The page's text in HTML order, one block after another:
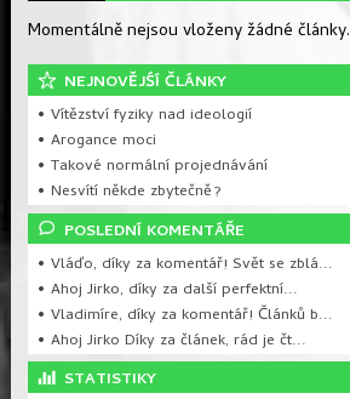
Momentálně nejsou vloženy žádné články.
NEJNOVĚJŚÍ ČLÁNKY
• Vítězství fyziky nad ideologií
• Arogance moci
• Takové normální projednávání
• Nesvítí někde zbytečně?
POSLEDNÍ KOMENTÁŘE
• Vláďo, díky za komentář! Svět se zblá...
• Ahoj Jirko, díky za další perfektní...
• Vladimíre, díky za komentář! Článků b...
• Ahoj Jirko Díky za článek, rád je čt...
STATISTIKY